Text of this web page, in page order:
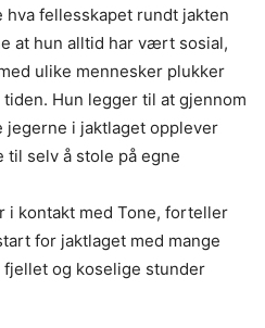
hva fellesskapet rundt jakten
at hun alltid har vært sosial,
ulike mennesker plukker
Hun legger til at gjennom
jegerne i jaktlaget opplever
selv å stole på egne
i kontakt med Tone, forteller
for jaktlaget med mange
og koselige stunder